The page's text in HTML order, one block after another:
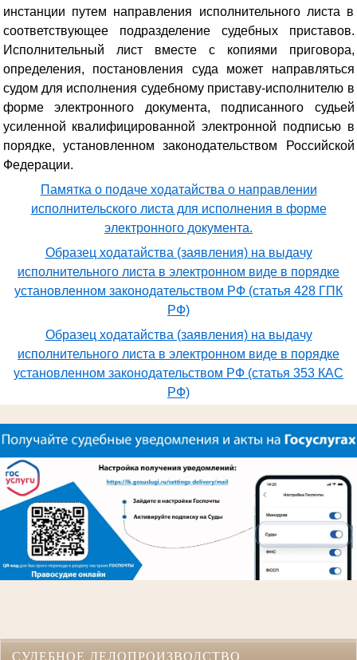
инстанции путем направления исполнительного листа в
соответствующее подразделение судебных приставов.
Исполнительный лист вместе с копиями приговора,
определения, постановления суда может направляться
судом для исполнения судебному приставу-исполнителю в
форме электронного документа, подписанного судьей
усиленной квалифицированной электронной подписью в
порядке, установленном законодательством Российской
Федерации.
Памятка о подаче ходатайства о направлении
исполнительского листа для исполнения в форме
электронного документа.
Образец ходатайства (заявления) на выдачу
исполнительного листа в электронном виде в порядке
установленном законодательством РФ (статья 428 ГПК
РФ)
Образец ходатайства (заявления) на выдачу
исполнительного листа в электронном виде в порядке
установленном законодательством РФ (статья 353 КАС
РФ)
СУДЕБНОЕ ДЕЛОПРОИЗВОДСТВО